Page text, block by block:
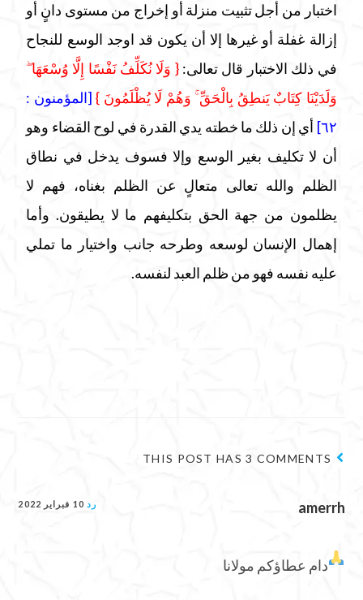
اختبار من أجل تثبيت منزلة أو إخراج من مستوى دانٍ أو
إزالة غفلة أو غيرها إلا أن يكون قد اوجد الوسع للنجاح
في ذلك الاختبار قال تعالى:{ وَلَا نُكَلِّفُ نَفْسًا إِلَّا وُسْعَهَا ۖ
وَلَدَيْنَا كِتَابٌ يَنطِقُ بِالْحَقِّ ۚ وَهُمْ لَا يُظْلَمُونَ } [المؤمنون :
٦٢] أي إن ذلك ما خطته يدي القدرة في لوح القضاء وهو
أن لا تكليف بغير الوسع وإلا فسوف يدخل في نطاق
الظلم والله تعالى متعالٍ عن الظلم بغناه، فهم لا
يظلمون من جهة الحق بتكليفهم ما لا يطيقون. وأما
إهمال الإنسان لوسعه وطرحه جانب واختيار ما تملي
عليه نفسه فهو من ظلم العبد لنفسه.
THIS POST HAS 3 COMMENTS
amerrh رد 10 فبراير 2022
دام عطاؤكم مولانا